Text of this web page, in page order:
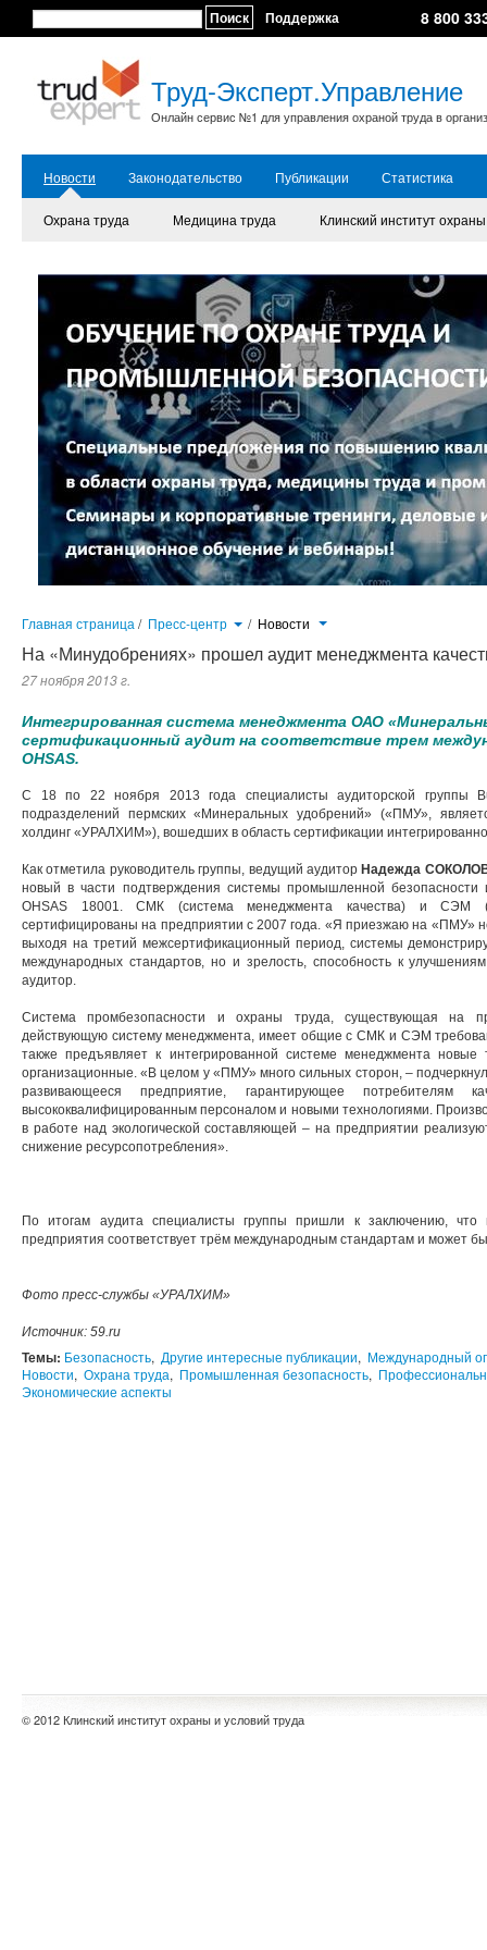
Поиск Поддержка 8 800
Труд-Эксперт.Управление
Онлайн сервис №1 для управления охраной труда в
Новости Законодательство Публикации Статистика
Охрана труда Медицина труда Клинский институт
Главная страница / Пресс-центр / Новости
На «Минудобрениях» прошел аудит менеджмента
27 ноября 2013 г.
Интегрированная система менеджмента ОАО
сертификационный аудит на соответствие трем
OHSAS.
С 18 по 22 ноября 2013 года специалисты аудиторской группы
подразделений пермских «Минеральных удобрений» («ПМУ»,
холдинг «УРАЛХИМ»), вошедших в область сертификации
Как отметила руководитель группы, ведущий аудитор Надежда
новый в части подтверждения системы промышленной
OHSAS 18001. СМК (система менеджмента качества) и СЭМ
сертифицированы на предприятии с 2007 года. «Я приезжаю на «ПМУ»
выходя на третий межсертификационный период, системы
международных стандартов, но и зрелость, способность к
аудитор.
Система промбезопасности и охраны труда, существующая на
действующую систему менеджмента, имеет общие с СМК и СЭМ
также предъявляет к интегрированной системе менеджмента новые
организационные. «В целом у «ПМУ» много сильных сторон, –
развивающееся предприятие, гарантирующее потребителям
высококвалифицированным персоналом и новыми технологиями.
в работе над экологической составляющей – на предприятии
снижение ресурсопотребления».
По итогам аудита специалисты группы пришли к заключению, что
предприятия соответствует трём международным стандартам и может
Фото пресс-службы «УРАЛХИМ»
Источник: 59.ru
Темы: Безопасность, Другие интересные публикации, Международный
Новости, Охрана труда, Промышленная безопасность,
Экономические аспекты
© 2012 Клинский институт охраны и условий труда